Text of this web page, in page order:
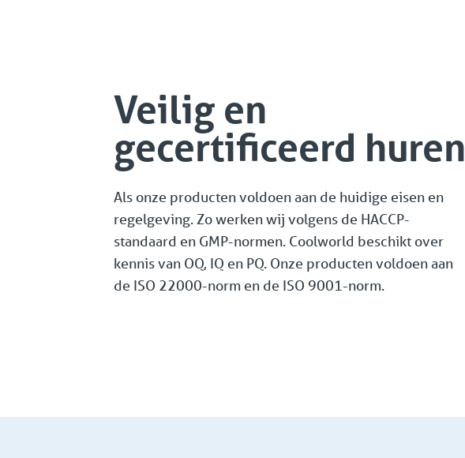
Veilig en
gecertificeerd huren
Als onze producten voldoen aan de huidige eisen en
regelgeving. Zo werken wij volgens de HACCP-
standaard en GMP-normen. Coolworld beschikt over
kennis van OQ, IQ en PQ. Onze producten voldoen aan
de ISO 22000-norm en de ISO 9001-norm.